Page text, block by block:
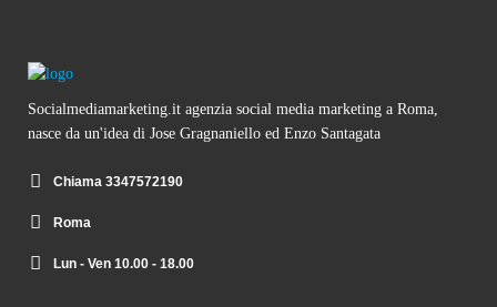
Socialmediamarketing.it agenzia social media marketing a Roma,
nasce da un'idea di Jose Gragnaniello ed Enzo Santagata
Chiama 3347572190
Roma
Lun - Ven 10.00 - 18.00